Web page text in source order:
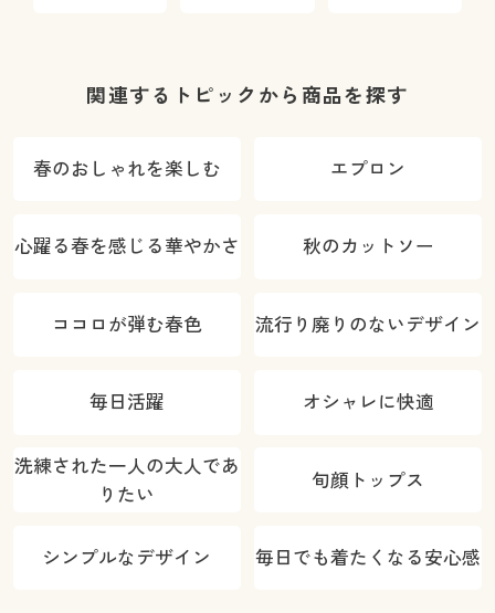
関連するトピックから商品を探す
春のおしゃれを楽しむ エプロン
心躍る春を感じる華やかさ 秋のカットソー
ココロが弾む春色 流行り廃りのないデザイン
毎日活躍 オシャレに快適
洗練された一人の大人であ
りたい
旬顔トップス
シンプルなデザイン 毎日でも着たくなる安心感